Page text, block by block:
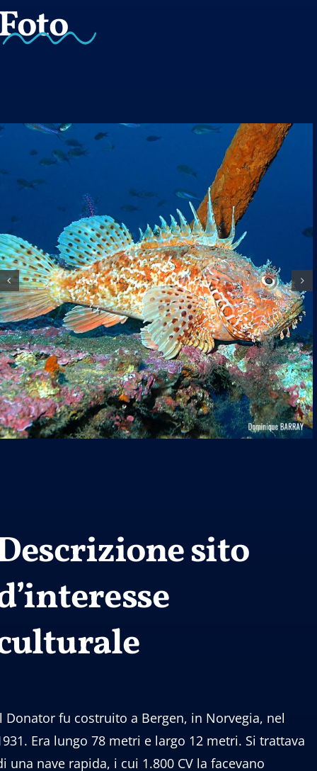
sito
Donator fu costruito a Bergen, in Norvegia, nel
Era lungo 78 metri e largo 12 metri. Si trattava
una nave rapida, i cui 1.800 CV la facevano